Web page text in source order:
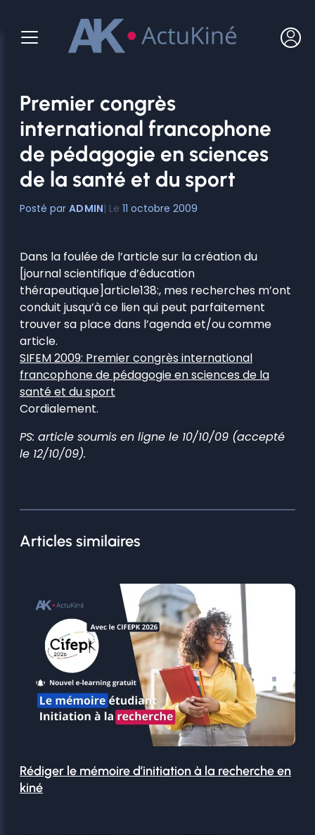
contenu
Premier congrès
international francophone
de pédagogie en sciences
de la santé et du sport
ADMIN 11 octobre 2009
Dans la foulée de l’article sur la création du
[journal scientifique d’éducation
thérapeutique]article138:, mes recherches m’ont
conduit jusqu’à ce lien qui peut parfaitement
trouver sa place dans l’agenda et/ou comme
article.
SIFEM 2009: Premier congrès international
francophone de pédagogie en sciences de la
santé et du sport
Cordialement.
PS: article soumis en ligne le 10/10/09 (accepté
le 12/10/09).
Articles similaires
Rédiger le mémoire d’initiation à la recherche en
kiné